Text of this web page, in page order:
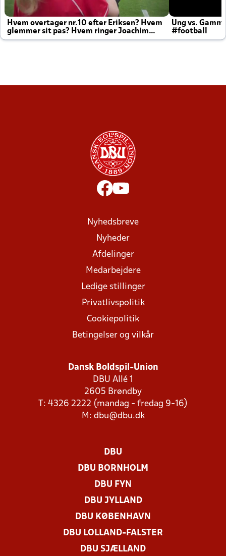
Hvem overtager nr.10 efter Eriksen? Hvem
glemmer sit pas? Hvem ringer Joachim
altid til efter kampe?
Ung vs.
#football
Nyhedsbreve
Nyheder
Afdelinger
Medarbejdere
Ledige stillinger
Privatlivspolitik
Cookiepolitik
Betingelser og vilkår
Dansk Boldspil-Union
DBU Allé 1
2605 Brøndby
T: 4326 2222 (mandag - fredag 9-16)
M: dbu@dbu.dk
DBU
DBU BORNHOLM
DBU FYN
DBU JYLLAND
DBU KØBENHAVN
DBU LOLLAND-FALSTER
DBU SJÆLLAND